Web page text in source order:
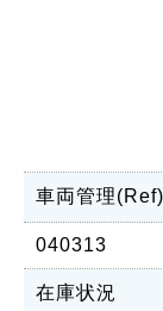
車両管理
040313
在庫状況